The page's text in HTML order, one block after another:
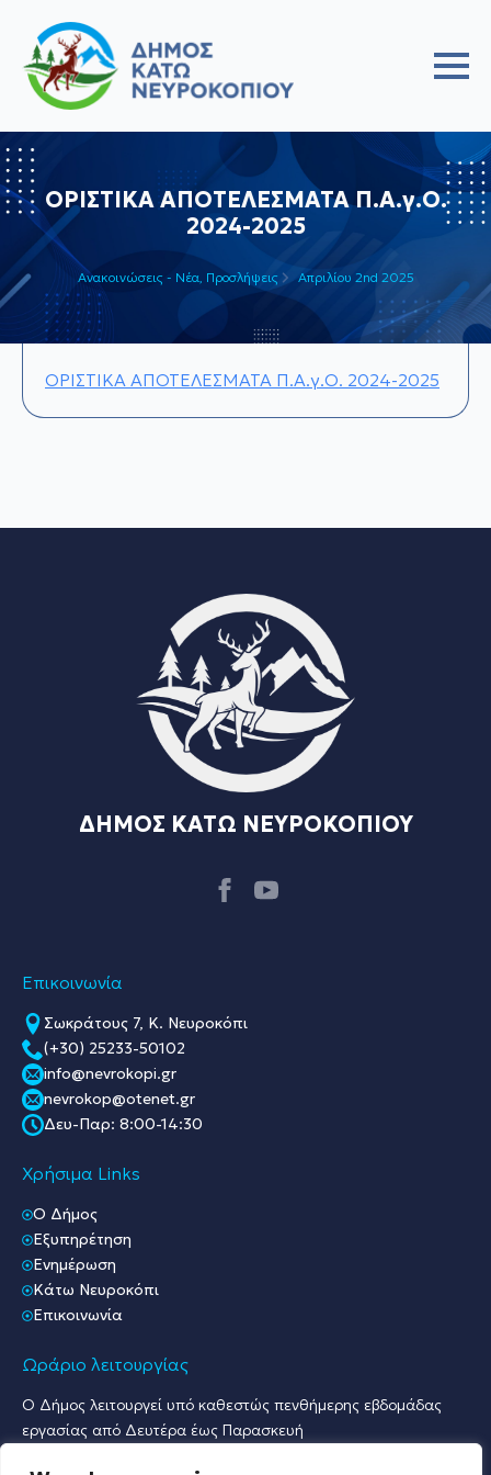
ΟΡΙΣΤΙΚΑ ΑΠΟΤΕΛΕΣΜΑΤΑ Π.Α.γ.Ο.
2024-2025
Ανακοινώσεις - Νέα Προσλήψεις Απριλίου 2nd 2025
ΟΡΙΣΤΙΚΑ ΑΠΟΤΕΛΕΣΜΑΤΑ Π.Α.γ.Ο. 2024-2025
ΔΗΜΟΣ ΚΑΤΩ ΝΕΥΡΟΚΟΠΙΟΥ
Επικοινωνία
Σωκράτους 7, Κ. Νευροκόπι
(+30) 25233-50102
info@nevrokopi.gr
nevrokop@otenet.gr
Δευ-Παρ: 8:00-14:30
Χρήσιμα Links
O Δήμος
Εξυπηρέτηση
Ενημέρωση
Κάτω Νευροκόπι
Επικοινωνία
Ωράριο λειτουργίας
Ο Δήμος λειτουργεί υπό καθεστώς πενθήμερης εβδομάδας
εργασίας από Δευτέρα έως Παρασκευή